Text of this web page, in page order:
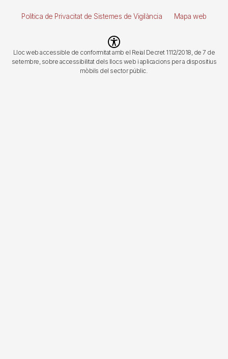
Política de Privacitat de Sistemes de Vigilància Mapa web
Imagen
Lloc web accessible de conformitat amb el Reial Decret 1112/2018, de 7 de
setembre, sobre accessibilitat dels llocs web i aplicacions per a dispositius
mòbils del sector públic.